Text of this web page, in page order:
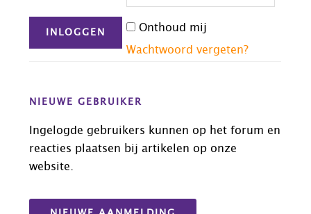
Onthoud mij
Wachtwoord vergeten?
NIEUWE GEBRUIKER
Ingelogde gebruikers kunnen op het forum en
reacties plaatsen bij artikelen op onze
website.